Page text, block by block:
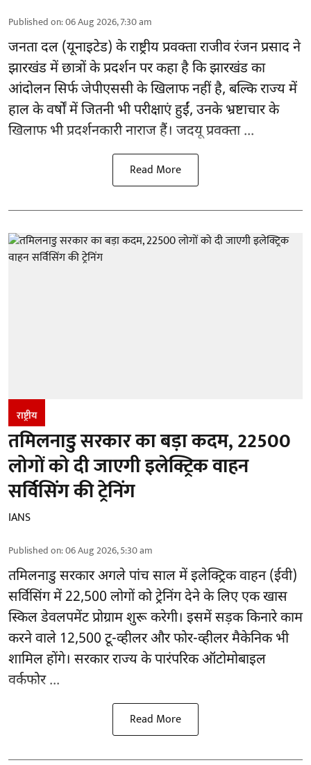
Published on:06 Aug 2026, 7:30 am
जनता दल (यूनाइटेड) के राष्ट्रीय प्रवक्ता राजीव रंजन प्रसाद ने
झारखंड में छात्रों के प्रदर्शन पर कहा है कि झारखंड का
आंदोलन सिर्फजेपीएससीके खिलाफ नहीं है, बल्कि राज्य में
हाल के वर्षों में जितनी भी परीक्षाएं हुईं, उनके भ्रष्टाचार के
खिलाफ भी प्रदर्शनकारी नाराज हैं। जदयू प्रवक्ता ...
Read More
राष्ट्रीय
तमिलनाडु सरकार का बड़ा कदम, 22500
लोगों को दी जाएगी इलेक्ट्रिक वाहन
सर्विसिंग की ट्रेनिंग
IANS
Published on:06 Aug 2026, 5:30 am
तमिलनाडु सरकारअगले पांच साल में इलेक्ट्रिक वाहन (ईवी)
सर्विसिंग में 22,500 लोगों को ट्रेनिंग देने के लिए एक खास
स्किल डेवलपमेंट प्रोग्राम शुरू करेगी। इसमें सड़क किनारे काम
करने वाले 12,500 टू-व्हीलर और फोर-व्हीलर मैकेनिक भी
शामिल होंगे। सरकार राज्य के पारंपरिक ऑटोमोबाइल
वर्कफोर ...
Read More